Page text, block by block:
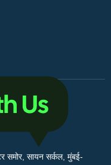
समोर, सायन सर्कल, मुंबई-